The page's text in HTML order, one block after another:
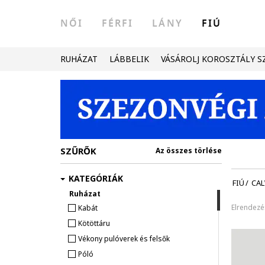
NŐI FÉRFI LÁNY FIÚ
RUHÁZAT LÁBBELIK VÁSÁROLJ KOROSZTÁLY
FIÚ/
SZŰRŐK Az összes törlése
KATEGÓRIÁK
Ruházat
Kabát
Kötöttáru
Vékony pulóverek és felsők
Póló